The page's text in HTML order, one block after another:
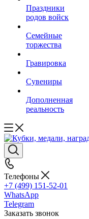
Праздники
родов войск
Семейные
торжества
Гравировка
Сувениры
Дополненная
реальность
Телефоны
+7 (499) 151-52-01
WhatsApp
Telegram
Заказать звонок